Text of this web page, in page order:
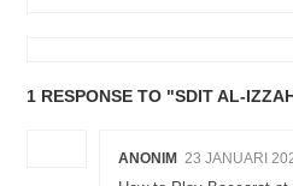
1 RESPONSE TO "SDIT AL-
ANONIM 23 JANUARI